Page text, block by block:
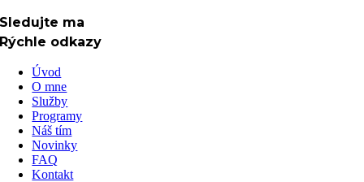
Sledujte ma
Rýchle odkazy
Úvod
O mne
Služby
Programy
Náš tím
Novinky
FAQ
Kontakt